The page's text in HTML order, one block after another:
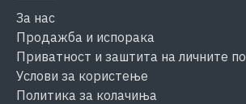
За нас
Продажба и испорака
Приватност и заштита на личните
Услови за користење
Политика за колачиња